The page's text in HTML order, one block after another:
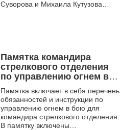
Суворова и Михаила Кутузова
Памятка командира
стрелкового отделения
по управлению огнем в
бою
Памятка включает в себя перечень
обязанностей и инструкции по
управлению огнем в бою для
командира стрелкового отделения.
В памятку включены